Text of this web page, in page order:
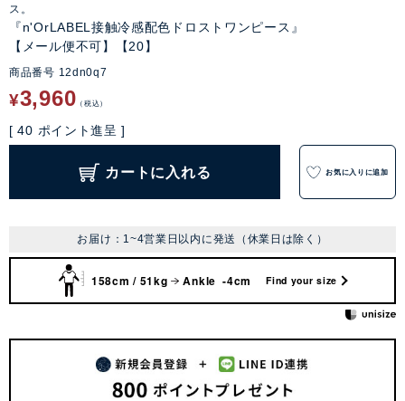
ス。
『n'OrLABEL接触冷感配色ドロストワンピース』
【メール便不可】【20】
商品番号 12dn0q7
¥3,960 税込
[ 40 ポイント進呈 ]
カートに入れる お気に入りに追加
お届け：1~4営業日以内に発送（休業日は除く）
158cm / 51kg Ankle -4cm Find your size